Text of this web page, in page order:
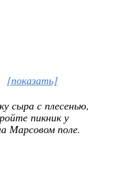
[показать]
сыра с плесенью,
пикник у
Марсовом поле.